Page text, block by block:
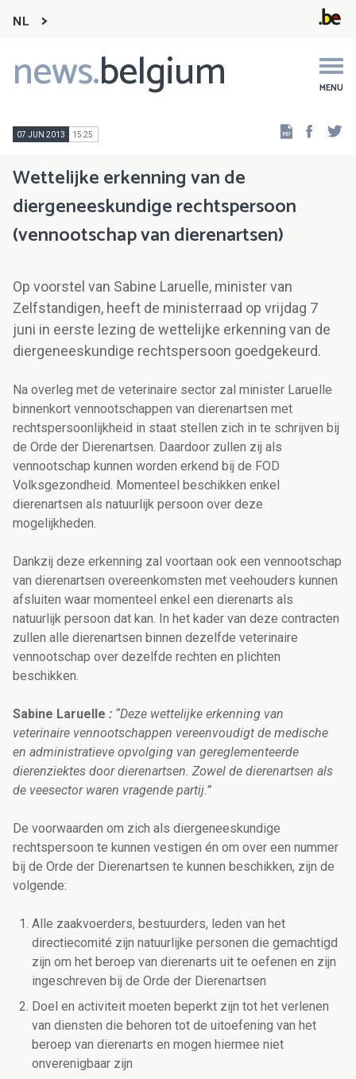
NL
news.belgium MENU
Main
navigation
07 JUN 2013 15:25
Wettelijke erkenning van de
diergeneeskundige rechtspersoon
(vennootschap van dierenartsen)
Op voorstel van Sabine Laruelle, minister van
Zelfstandigen, heeft de ministerraad op vrijdag 7
juni in eerste lezing de wettelijke erkenning van de
diergeneeskundige rechtspersoon goedgekeurd.
Na overleg met de veterinaire sector zal minister Laruelle
binnenkort vennootschappen van dierenartsen met
rechtspersoonlijkheid in staat stellen zich in te schrijven bij
de Orde der Dierenartsen. Daardoor zullen zij als
vennootschap kunnen worden erkend bij de FOD
Volksgezondheid. Momenteel beschikken enkel
dierenartsen als natuurlijk persoon over deze
mogelijkheden.
Dankzij deze erkenning zal voortaan ook een vennootschap
van dierenartsen overeenkomsten met veehouders kunnen
afsluiten waar momenteel enkel een dierenarts als
natuurlijk persoon dat kan. In het kader van deze contracten
zullen alle dierenartsen binnen dezelfde veterinaire
vennootschap over dezelfde rechten en plichten
beschikken.
Sabine Laruelle : “Deze wettelijke erkenning van
veterinaire vennootschappen vereenvoudigt de medische
en administratieve opvolging van gereglementeerde
dierenziektes door dierenartsen. Zowel de dierenartsen als
de veesector waren vragende partij.”
De voorwaarden om zich als diergeneeskundige
rechtspersoon te kunnen vestigen én om over een nummer
bij de Orde der Dierenartsen te kunnen beschikken, zijn de
volgende:
Alle zaakvoerders, bestuurders, leden van het
directiecomité zijn natuurlijke personen die gemachtigd
zijn om het beroep van dierenarts uit te oefenen en zijn
ingeschreven bij de Orde der Dierenartsen
Doel en activiteit moeten beperkt zijn tot het verlenen
van diensten die behoren tot de uitoefening van het
beroep van dierenarts en mogen hiermee niet
onverenigbaar zijn